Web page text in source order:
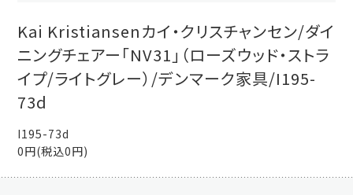
Kai Kristiansenカイ・クリスチャンセン/ダイ
ニングチェアー「NV31」（ローズウッド・ストラ
イプ/ライトグレー）/デンマーク家具/I195-
73d
I195-73d
0円(税込0円)